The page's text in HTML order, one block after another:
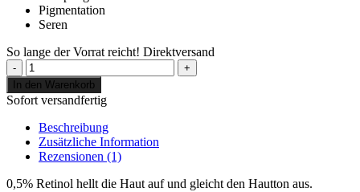
Pigmentation
Seren
So lange der Vorrat reicht! Direktversand
ZO
Skin
Health
0.5%
Retinol
Skin
Brightener
(50ml)
Menge
In den Warenkorb
Sofort versandfertig
Beschreibung
Zusätzliche Information
Rezensionen (1)
0,5% Retinol hellt die Haut auf und gleicht den Hautton aus.